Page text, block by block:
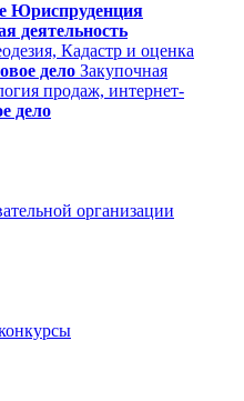
Юриспруденция
деятельность
Кадастр и оценка
дело Закупочная
продаж, интернет-
дело
организации